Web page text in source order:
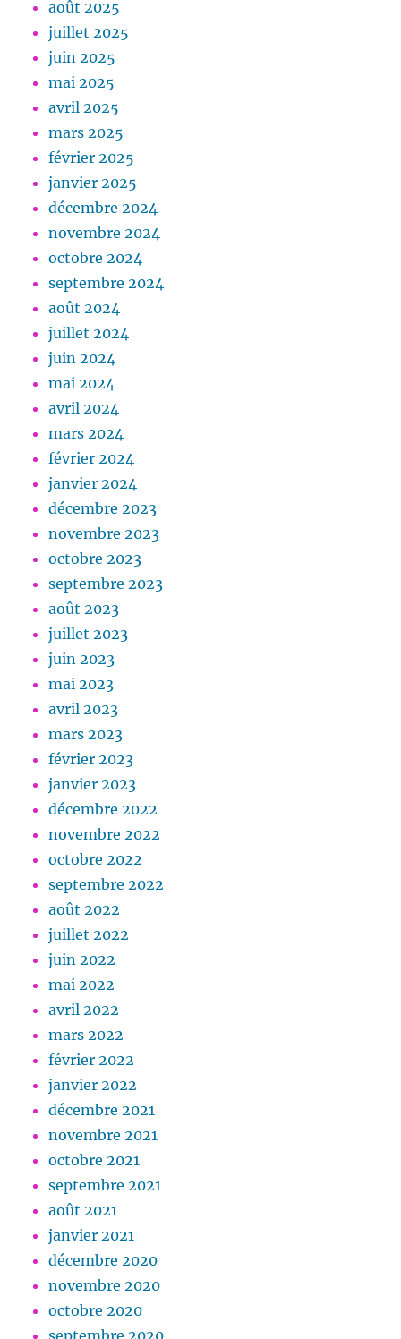
août 2025
juillet 2025
juin 2025
mai 2025
avril 2025
mars 2025
février 2025
janvier 2025
décembre 2024
novembre 2024
octobre 2024
septembre 2024
août 2024
juillet 2024
juin 2024
mai 2024
avril 2024
mars 2024
février 2024
janvier 2024
décembre 2023
novembre 2023
octobre 2023
septembre 2023
août 2023
juillet 2023
juin 2023
mai 2023
avril 2023
mars 2023
février 2023
janvier 2023
décembre 2022
novembre 2022
octobre 2022
septembre 2022
août 2022
juillet 2022
juin 2022
mai 2022
avril 2022
mars 2022
février 2022
janvier 2022
décembre 2021
novembre 2021
octobre 2021
septembre 2021
août 2021
janvier 2021
décembre 2020
novembre 2020
octobre 2020